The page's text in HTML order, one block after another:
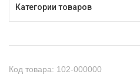
Категории товаров
Код товара: 102-000000